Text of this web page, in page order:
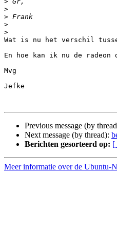
>
>
>
>
Wat is nu het verschil
En hoe kan ik nu de
Mvg
Jefke
Previous message (by
Next message (by thread):
Berichten gesorteerd op: [
Meer informatie over de Ubuntu-